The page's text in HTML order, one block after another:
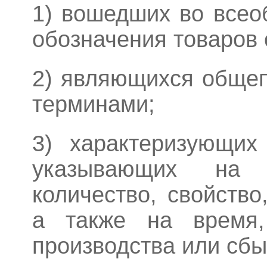
1) вошедших во
обозначения
2) являющихся
терминами;
3)
указывающих
количество,
а также на
производства или